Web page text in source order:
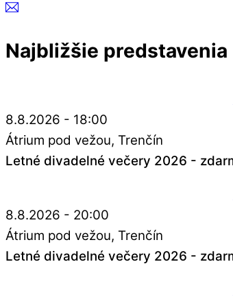
Najbližšie predstavenia
8.8.2026 - 18:00
Átrium pod vežou Trenčín
Letné divadelné večery 2026 -
8.8.2026 - 20:00
Átrium pod vežou Trenčín
Letné divadelné večery 2026 -